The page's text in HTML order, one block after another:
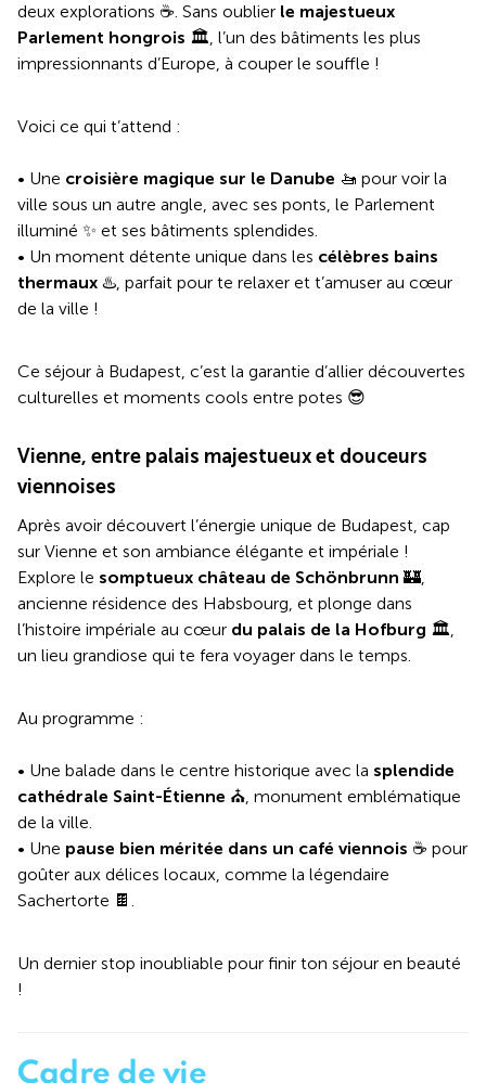
deux explorations ☕️. Sans oublier le majestueux
Parlement hongrois 🏛️, l’un des bâtiments les plus
impressionnants d’Europe, à couper le souffle !
Voici ce qui t’attend :
• Une croisière magique sur le Danube 🚤 pour voir la
ville sous un autre angle, avec ses ponts, le Parlement
illuminé ✨ et ses bâtiments splendides.
• Un moment détente unique dans les célèbres bains
thermaux ♨️, parfait pour te relaxer et t’amuser au cœur
de la ville !
Ce séjour à Budapest, c’est la garantie d’allier découvertes
culturelles et moments cools entre potes 😎
Vienne, entre palais majestueux et douceurs
viennoises
Après avoir découvert l’énergie unique de Budapest, cap
sur Vienne et son ambiance élégante et impériale !
Explore le somptueux château de Schönbrunn 🏰,
ancienne résidence des Habsbourg, et plonge dans
l’histoire impériale au cœur du palais de la Hofburg 🏛️,
un lieu grandiose qui te fera voyager dans le temps.
Au programme :
• Une balade dans le centre historique avec la splendide
cathédrale Saint-Étienne ⛪, monument emblématique
de la ville.
• Une pause bien méritée dans un café viennois ☕️ pour
goûter aux délices locaux, comme la légendaire
Sachertorte 🍫.
Un dernier stop inoubliable pour finir ton séjour en beauté
!
Cadre de vie